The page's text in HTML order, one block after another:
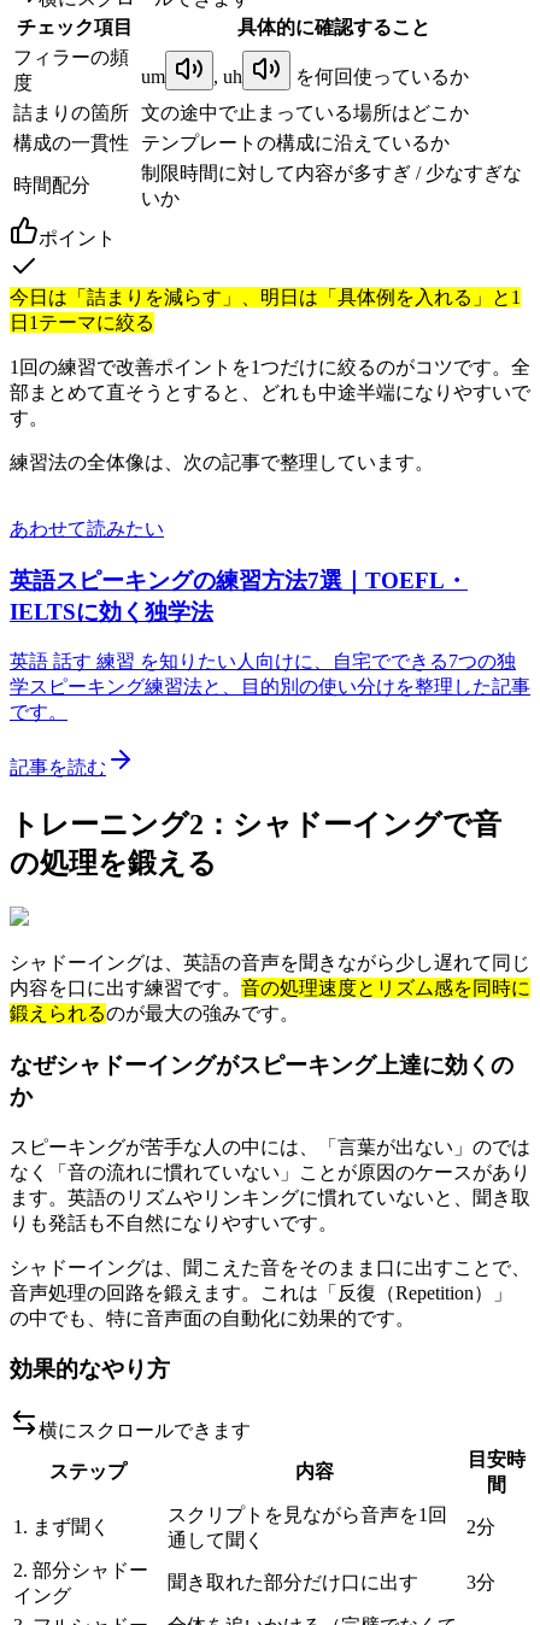
チェック項目
具体的に確認すること
フィラーの頻
度
um , uh
を何回使っているか
詰まりの箇所 文の途中で止まっている場所はどこか
構成の一貫性
テンプレートの構成に沿えているか
時間配分
制限時間に対して内容が多すぎ / 少なすぎな
いか
ポイント
今日は「詰まりを減らす」、明日は「具体例を入れる」と1
日1テーマに絞る
1回の練習で改善ポイントを1つだけに絞るのがコツです。全
部まとめて直そうとすると、どれも中途半端になりやすいで
す。
練習法の全体像は、次の記事で整理しています。
あわせて読みたい
英語スピーキングの練習方法7選｜TOEFL・
IELTSに効く独学法
英語 話す 練習 を知りたい人向けに、自宅でできる7つの独
学スピーキング練習法と、目的別の使い分けを整理した記事
です。
記事を読む
トレーニング2：シャドーイングで音
の処理を鍛える
シャドーイングは、英語の音声を聞きながら少し遅れて同じ
内容を口に出す練習です。 音の処理速度とリズム感を同時に
鍛えられるのが最大の強みです。
なぜシャドーイングがスピーキング上達に効くの
か
スピーキングが苦手な人の中には、「言葉が出ない」のでは
なく「音の流れに慣れていない」ことが原因のケースがあり
ます。英語のリズムやリンキングに慣れていないと、聞き取
りも発話も不自然になりやすいです。
シャドーイングは、聞こえた音をそのまま口に出すことで、
音声処理の回路を鍛えます。これは「反復（Repetition）」
の中でも、特に音声面の自動化に効果的です。
効果的なやり方
横にスクロールできます
ステップ
内容
目安時
間
1. まず聞く
スクリプトを見ながら音声を1回
通して聞く
2分
2. 部分シャドー
イング
聞き取れた部分だけ口に出す 3分